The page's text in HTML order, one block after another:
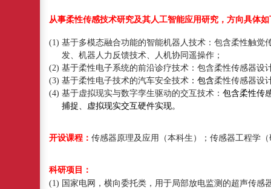
从事柔性传感技术研究及其人工智能应用研究， 方向具体如
(1) 基于多模态融合功能的智能机器人技术：包含柔性触
发、机器人力反馈技术、人机协同遥操作 ；
(2) 基于柔性电子系统的前沿诊疗技术：包含柔性传感器设
(3) 基于柔性电子技术的汽车安全技术 ：包含柔性传感器设
(4) 基于虚拟现实与数字孪生驱动的交互技术： 包含柔性传
捕捉、 虚拟现实交互硬件实现。
开设课程： 传感器原理及应用（本科生）；传感器工程学
科研项目：
(1) 国家电网，横向委托类，用于局部放电监测的超声传感